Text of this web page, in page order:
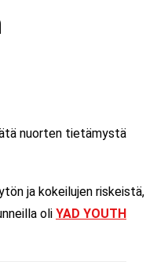
nuorten tietämystä
ja kokeilujen riskeistä,
oli YAD YOUTH